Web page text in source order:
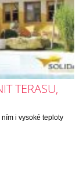
TERASU,
i vysoké teploty